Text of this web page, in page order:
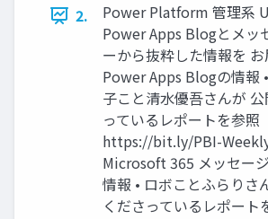
2.
Power Platform 管理系
Power Apps Blogとメッ
ーから抜粋した情報を お
Power Apps Blogの情報
子こと清水優吾さんが
っているレポートを参照
https://bit.ly/PBI-
Microsoft 365 メッセー
情報 • ロボことふらりさ
くださっているレポート